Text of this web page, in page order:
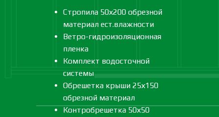
Стропила 50х200 обрезной
материал ест.влажности
Ветро-гидроизоляционная
пленка
Комплект водосточной
системы
Обрешетка крыши 25х150
обрезной материал
Контробрешетка 50х50